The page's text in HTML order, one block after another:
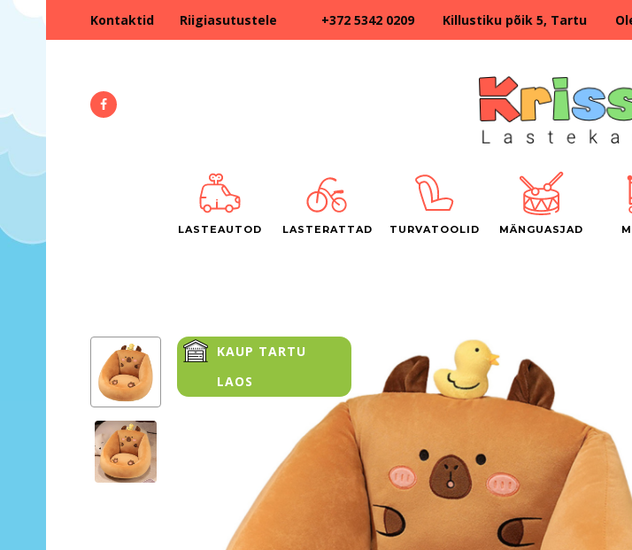
Kontaktid Riigiasutustele +372 5342 0209 Killustiku põik 5, Tartu
LASTEAUTOD LASTERATTAD TURVATOOLID MÄNGUASJAD
KAUP TARTU
LAOS